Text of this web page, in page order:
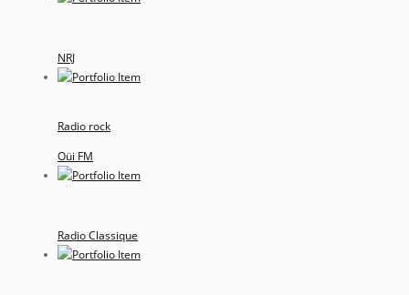
NRJ
Radio rock
Oüi FM
Radio Classique